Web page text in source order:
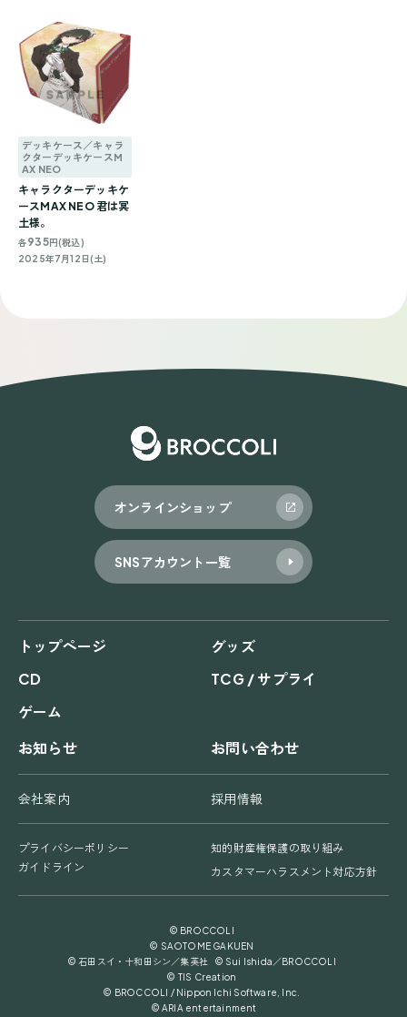
デッキケース／キャラ
クターデッキケースM
AX NEO
キャラクターデッキケ
ースMAX NEO 君は冥
土様。
各935円(税込)
2025年7月12日(土)
オンラインショップ
SNSアカウント一覧
トップページ
グッズ
CD
TCG / サプライ
ゲーム
お知らせ
お問い合わせ
会社案内 採用情報
プライバシーポリシー
知的財産権保護の取り組み
ガイドライン
カスタマーハラスメント対応方針
© BROCCOLI
© SAOTOME GAKUEN
© 石田スイ・十和田シン／集英社 © Sui Ishida／BROCCOLI
© TIS Creation
© BROCCOLI / Nippon Ichi Software, Inc.
© ARIA entertainment